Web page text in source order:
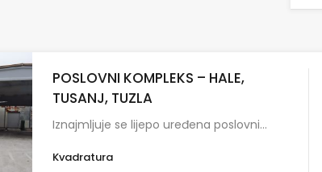
POSLOVNI KOMPLEKS – HALE,
TUSANJ, TUZLA
Iznajmljuje se lijepo uređena poslovni…
Kvadratura